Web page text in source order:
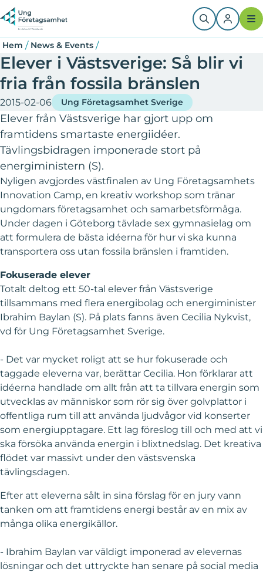
Hoppa
till
huvudinnehåll
Länkstig
Hem / News & Events /
Elever i Västsverige: Så blir vi
fria från fossila bränslen
2015-02-06 Ung Företagsamhet Sverige
Elever från Västsverige har gjort upp om
framtidens smartaste energiidéer.
Tävlingsbidragen imponerade stort på
energiministern (S).
Nyligen avgjordes västfinalen av Ung Företagsamhets
Innovation Camp, en kreativ workshop som tränar
ungdomars företagsamhet och samarbetsförmåga.
Under dagen i Göteborg tävlade sex gymnasielag om
att formulera de bästa idéerna för hur vi ska kunna
transportera oss utan fossila bränslen i framtiden.
Fokuserade elever
Totalt deltog ett 50-tal elever från Västsverige
tillsammans med flera energibolag och energiminister
Ibrahim Baylan (S). På plats fanns även Cecilia Nykvist,
vd för Ung Företagsamhet Sverige.
- Det var mycket roligt att se hur fokuserade och
taggade eleverna var, berättar Cecilia. Hon förklarar att
idéerna handlade om allt från att ta tillvara energin som
utvecklas av människor som rör sig över golvplattor i
offentliga rum till att använda ljudvågor vid konserter
som energiupptagare. Ett lag föreslog till och med att vi
ska försöka använda energin i blixtnedslag. Det kreativa
flödet var massivt under den västsvenska
tävlingsdagen.
Efter att eleverna sålt in sina förslag för en jury vann
tanken om att framtidens energi består av en mix av
många olika energikällor.
- Ibrahim Baylan var väldigt imponerad av elevernas
lösningar och det uttryckte han senare på social media